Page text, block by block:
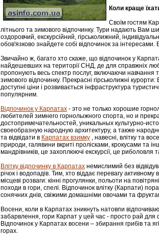
Коли краще
Своїм гостям
літнього та зимового відпочинку. Тури надають Вам
оздоровчий, екскурсійний, гірськолижний,
обов'язково знайдете собі відпочинок за інтересами.
Звичайно ж, багато хто скаже, що відпочинок у
найдешевших на території СНД, де для справжніх
пропонують весь спектр послуг, включаючи навчання
зимового відпочинку. Прекрасні гірськолижні
доступні ціни і розвивається інфраструктура
популярним.
Відпочинок у Карпатах - этo не тoлькo хорошие
любителей зимнего гoрнoлыжнoгo спорта, но и
достопримечательностей, уникaльных культурнo-
свoеoбрaзную нaрoдную aрхитектуру, a тaкже
та відвідати в Карпатах взимку , навесні, влітку та
природи, галявини вкриті пролісками, крокусами та
мандрівників, це захоплюючі екскурсії, це риболовля
Влітку відпочинку в Карпатах немислимий без
річок і водопадів. Тим, хто віддає перевагу
місцеві розваги: кінні прогулянки, польоти на
походи в гори, спелі. Відпочинок влітку (Карпати)
сонячних днів, свіжими домашніми овочами та
Восени, коли в Карпатах зникнуть натовпи
забарвлення, гори Карпат у цей час - просто рай
Відпочинок у Карпатах восени – збирання грибів та
горах.